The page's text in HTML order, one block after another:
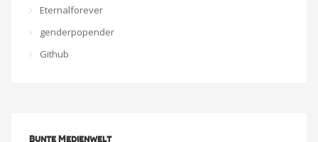
Eternalforever
genderpopender
Github
Bunte Medienwelt